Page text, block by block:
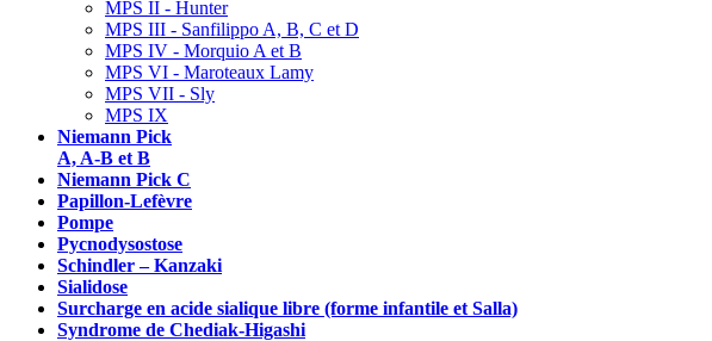
MPS II - Hunter
MPS III - Sanfilippo A, B, C et D
MPS IV - Morquio A et B
MPS VI - Maroteaux Lamy
MPS VII - Sly
MPS IX
Niemann Pick
A, A-B et B
Niemann Pick C
Papillon-Lefèvre
Pompe
Pycnodysostose
Schindler – Kanzaki
Sialidose
Surcharge en acide sialique libre (forme infantile et Salla)
Syndrome de Chediak-Higashi